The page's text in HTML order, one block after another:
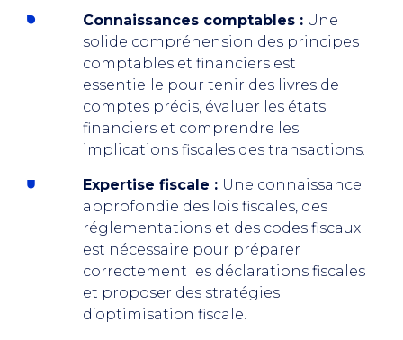
Connaissances comptables : Une
solide compréhension des principes
comptables et financiers est
essentielle pour tenir des livres de
comptes précis, évaluer les états
financiers et comprendre les
implications fiscales des transactions.
Expertise fiscale : Une connaissance
approfondie des lois fiscales, des
réglementations et des codes fiscaux
est nécessaire pour préparer
correctement les déclarations fiscales
et proposer des stratégies
d’optimisation fiscale.